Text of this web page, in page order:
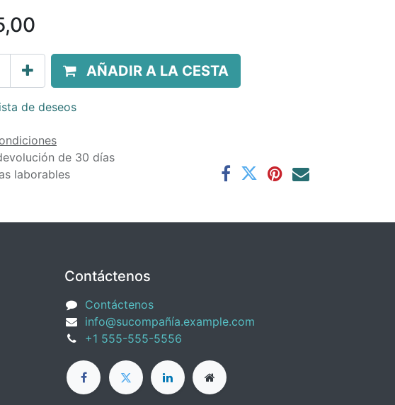
AÑADIR A LA CESTA
de deseos
de 30 días
laborables
Contáctenos
Contáctenos
info@sucompañía.example.com
+1 555-555-5556